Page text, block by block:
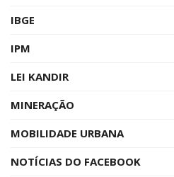
IBGE
IPM
LEI KANDIR
MINERAÇÃO
MOBILIDADE URBANA
NOTÍCIAS DO FACEBOOK